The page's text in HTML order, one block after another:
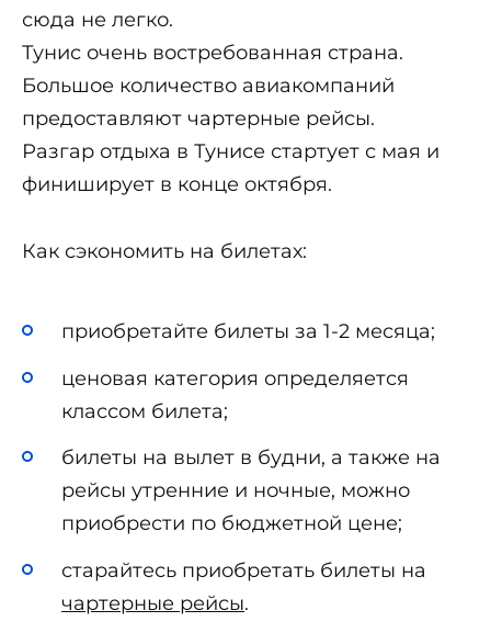
сюда не легко.
Тунис очень востребованная страна.
Большое количество авиакомпаний
предоставляют чартерные рейсы.
Разгар отдыха в Тунисе стартует с мая и
финиширует в конце октября.
Как сэкономить на билетах:
приобретайте билеты за 1-2 месяца;
ценовая категория определяется
классом билета;
билеты на вылет в будни, а также на
рейсы утренние и ночные, можно
приобрести по бюджетной цене;
старайтесь приобретать билеты на
чартерные рейсы.